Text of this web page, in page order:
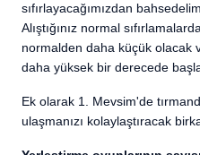
sıfırlayacağımızdan
Alıştığınız normal
normalden daha küçük olacak
daha yüksek bir derecede
Ek olarak 1. Mevsim'de
ulaşmanızı kolaylaştıracak